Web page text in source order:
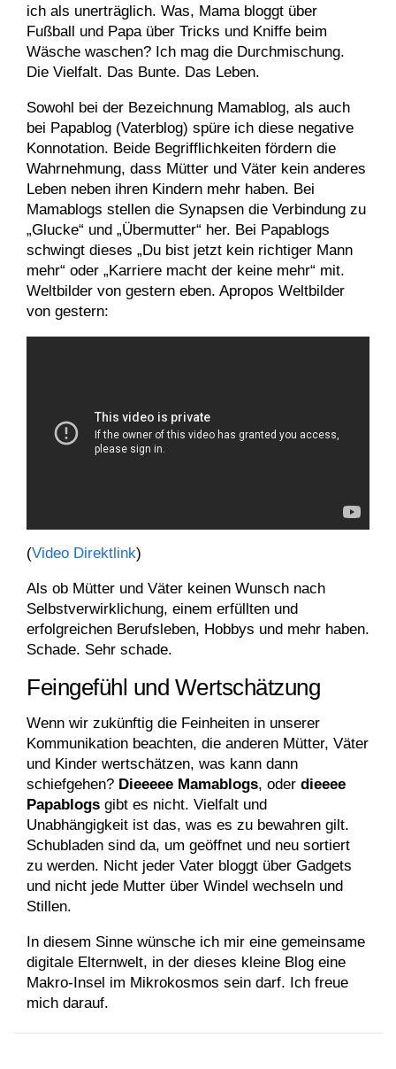
ich als unerträglich. Was, Mama bloggt über
Fußball und Papa über Tricks und Kniffe beim
Wäsche waschen? Ich mag die Durchmischung.
Die Vielfalt. Das Bunte. Das Leben.
Sowohl bei der Bezeichnung Mamablog, als auch
bei Papablog (Vaterblog) spüre ich diese negative
Konnotation. Beide Begrifflichkeiten fördern die
Wahrnehmung, dass Mütter und Väter kein anderes
Leben neben ihren Kindern mehr haben. Bei
Mamablogs stellen die Synapsen die Verbindung zu
„Glucke“ und „Übermutter“ her. Bei Papablogs
schwingt dieses „Du bist jetzt kein richtiger Mann
mehr“ oder „Karriere macht der keine mehr“ mit.
Weltbilder von gestern eben. Apropos Weltbilder
von gestern:
(Video Direktlink)
Als ob Mütter und Väter keinen Wunsch nach
Selbstverwirklichung, einem erfüllten und
erfolgreichen Berufsleben, Hobbys und mehr haben.
Schade. Sehr schade.
Feingefühl und Wertschätzung
Wenn wir zukünftig die Feinheiten in unserer
Kommunikation beachten, die anderen Mütter, Väter
und Kinder wertschätzen, was kann dann
schiefgehen? Dieeeee Mamablogs, oder dieeee
Papablogs gibt es nicht. Vielfalt und
Unabhängigkeit ist das, was es zu bewahren gilt.
Schubladen sind da, um geöffnet und neu sortiert
zu werden. Nicht jeder Vater bloggt über Gadgets
und nicht jede Mutter über Windel wechseln und
Stillen.
In diesem Sinne wünsche ich mir eine gemeinsame
digitale Elternwelt, in der dieses kleine Blog eine
Makro-Insel im Mikrokosmos sein darf. Ich freue
mich darauf.